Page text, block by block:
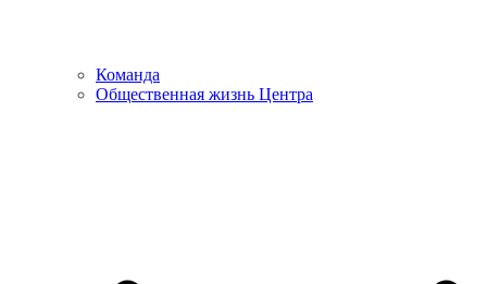
Команда
Общественная жизнь Центра